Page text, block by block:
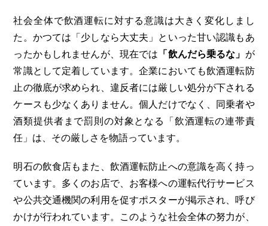
社会全体で飲酒運転に対する意識は大きく変化しまし
た。かつては「少しなら大丈夫」といった甘い認識もあ
ったかもしれませんが、現在では 「飲んだら乗るな」 が
常識として定着しています。企業においても飲酒運転防
止の徹底が求められ、違反者には厳しい処分が下される
ケースも少なくありません。個人だけでなく、同乗者や
酒類提供者まで罰則の対象となる「飲酒運転の連帯責
任」は、その厳しさを物語っています。
明石の飲食店もまた、飲酒運転防止への意識を高く持っ
ています。多くのお店で、お客様への運転代行サービス
や公共交通機関の利用を促すポスターが掲示され、呼び
かけが行われています。このような社会全体の努力が、